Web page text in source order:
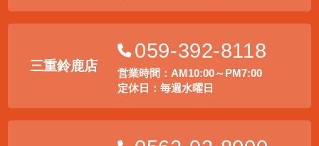
三重鈴鹿店
059-392-8118
営業時間：AM10:00～PM7:00
定休日：毎週水曜日